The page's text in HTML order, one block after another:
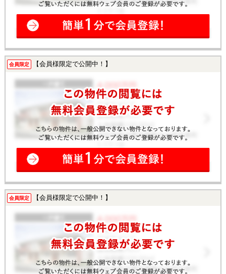
会員限定 【会員様限定で公開中！】
会員限定 【会員様限定で公開中！】